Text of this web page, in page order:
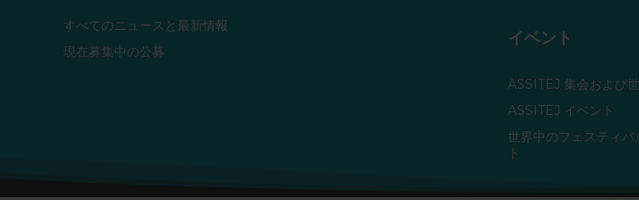
すべてのニュースと最新情報
現在募集中の公募
イベント
ASSITEJ 集会および
ASSITEJ イベント
世界中のフェスティバ
ト